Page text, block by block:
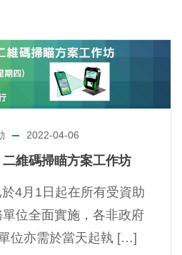
2022-04-06
二維碼掃瞄方案工作坊
於4月1日起在所有受資助
位全面實施，各非政府
位亦需於當天起執 […]